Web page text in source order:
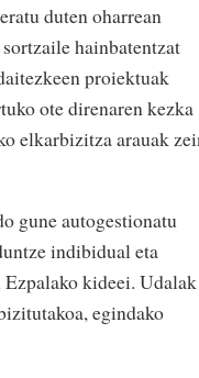
duten oharrean
hainbatentzat
proiektuak
ote direnaren kezka
elkarbizitza arauak
gune autogestionatu
indibidual eta
kideei. Udalak
egindako